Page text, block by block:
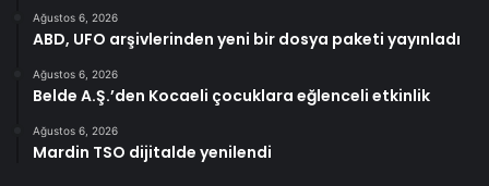
Ağustos 6, 2026
ABD, UFO arşivlerinden yeni bir dosya paketi yayınladı
Ağustos 6, 2026
Belde A.Ş.’den Kocaeli çocuklara eğlenceli etkinlik
Ağustos 6, 2026
Mardin TSO dijitalde yenilendi